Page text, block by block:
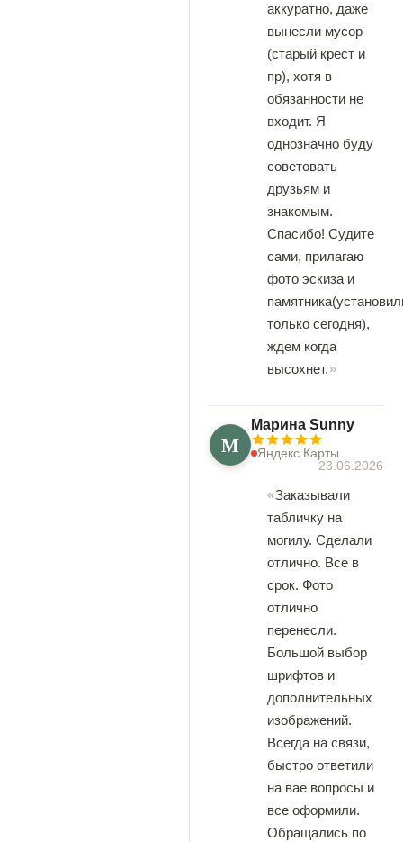
аккуратно, даже
вынесли мусор
(старый крест и
пр), хотя в
обязанности не
входит. Я
однозначно буду
советовать
друзьям и
знакомым.
Спасибо! Судите
сами, прилагаю
фото эскиза и
только сегодня),
ждем когда
высохнет.
М
Марина Sunny
Яндекс.Карты
23.06.2026
Заказывали
табличку на
могилу. Сделали
отлично. Все в
срок. Фото
отлично
перенесли.
Большой выбор
шрифтов и
дополнительных
изображений.
Всегда на связи,
быстро ответили
на вае вопросы и
все оформили.
Обращались по